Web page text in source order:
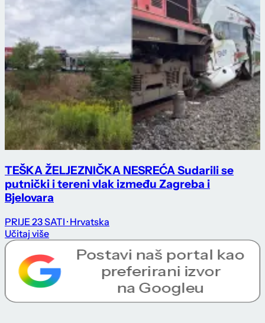
TEŠKA ŽELJEZNIČKA NESREĆA Sudarili se
putnički i tereni vlak između Zagreba i
Bjelovara
PRIJE 23 SATI · Hrvatska
Učitaj više